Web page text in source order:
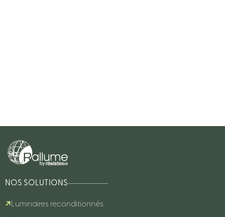
NOS SOLUTIONS
Luminaires reconditionnés